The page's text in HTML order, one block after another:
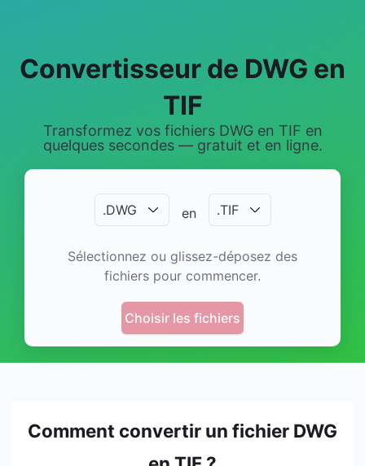
Convertisseur de DWG en
TIF
Transformez vos fichiers DWG en TIF en
quelques secondes — gratuit et en ligne.
.DWG en .TIF
Sélectionnez ou glissez-déposez des
fichiers pour commencer.
Choisir les fichiers
Comment convertir un fichier DWG